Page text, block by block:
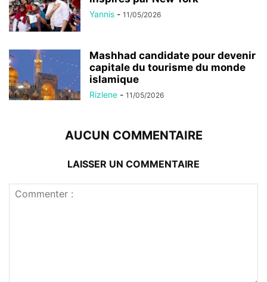
Yannis - 11/05/2026
Mashhad candidate pour devenir
capitale du tourisme du monde
islamique
Rizlene - 11/05/2026
AUCUN COMMENTAIRE
LAISSER UN COMMENTAIRE